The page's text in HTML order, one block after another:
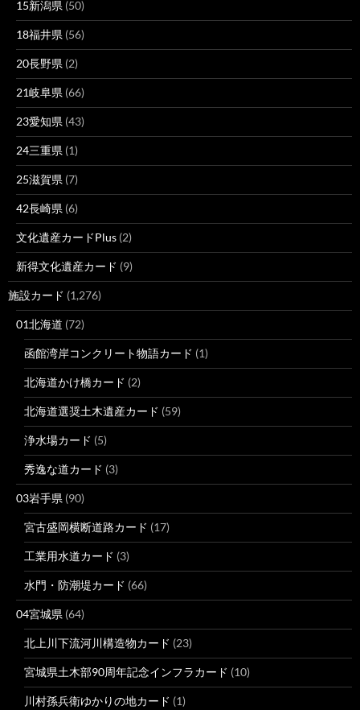
15新潟県 (50)
18福井県 (56)
20長野県 (2)
21岐阜県 (66)
23愛知県 (43)
24三重県 (1)
25滋賀県 (7)
42長崎県 (6)
文化遺産カードPlus (2)
新得文化遺産カード (9)
施設カード (1,276)
01北海道 (72)
函館湾岸コンクリート物語カード (1)
北海道かけ橋カード (2)
北海道選奨土木遺産カード (59)
浄水場カード (5)
秀逸な道カード (3)
03岩手県 (90)
宮古盛岡横断道路カード (17)
工業用水道カード (3)
水門・防潮堤カード (66)
04宮城県 (64)
北上川下流河川構造物カード (23)
宮城県土木部90周年記念インフラカード (10)
川村孫兵衛ゆかりの地カード (1)